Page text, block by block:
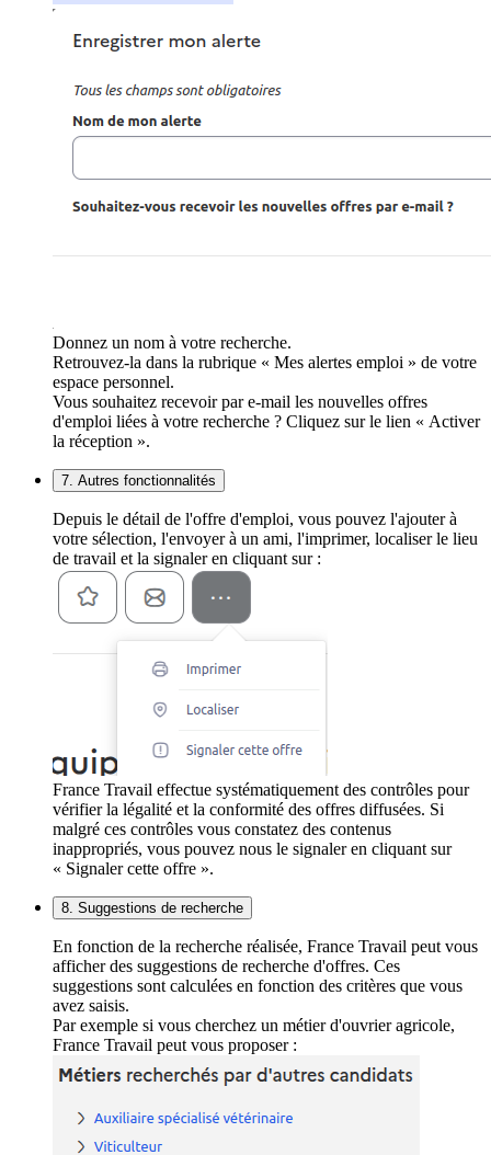
Donnez un nom à votre recherche.
Retrouvez-la dans la rubrique « Mes alertes emploi » de votre
espace personnel.
Vous souhaitez recevoir par e-mail les nouvelles offres
d'emploi liées à votre recherche ? Cliquez sur le lien « Activer
la réception ».
7. Autres fonctionnalités
Depuis le détail de l'offre d'emploi, vous pouvez l'ajouter à
votre sélection, l'envoyer à un ami, l'imprimer, localiser le lieu
de travail et la signaler en cliquant sur :
France Travail effectue systématiquement des contrôles pour
vérifier la légalité et la conformité des offres diffusées. Si
malgré ces contrôles vous constatez des contenus
inappropriés, vous pouvez nous le signaler en cliquant sur
« Signaler cette offre ».
8. Suggestions de recherche
En fonction de la recherche réalisée, France Travail peut vous
afficher des suggestions de recherche d'offres. Ces
suggestions sont calculées en fonction des critères que vous
avez saisis.
Par exemple si vous cherchez un métier d'ouvrier agricole,
France Travail peut vous proposer :